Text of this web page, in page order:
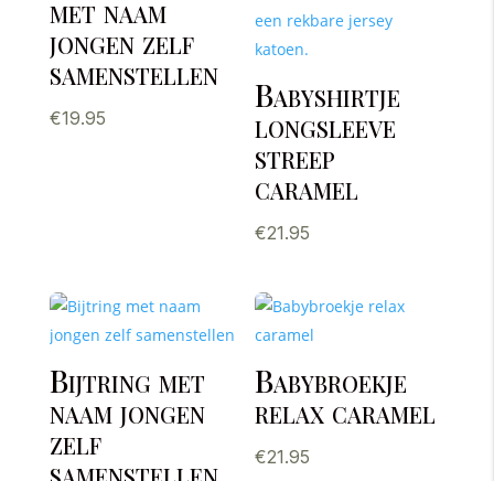
met naam
jongen zelf
samenstellen
€19.95
Babyshirtje
longsleeve
streep
caramel
€21.95
Bijtring met
naam jongen
zelf
samenstellen
Babybroekje
relax caramel
€21.95